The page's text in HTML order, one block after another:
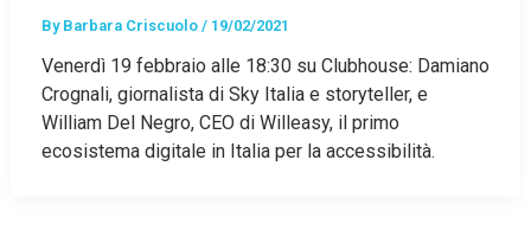
By Barbara Criscuolo / 19/02/2021
Venerdì 19 febbraio alle 18:30 su Clubhouse: Damiano
Crognali, giornalista di Sky Italia e storyteller, e
William Del Negro, CEO di Willeasy, il primo
ecosistema digitale in Italia per la accessibilità.